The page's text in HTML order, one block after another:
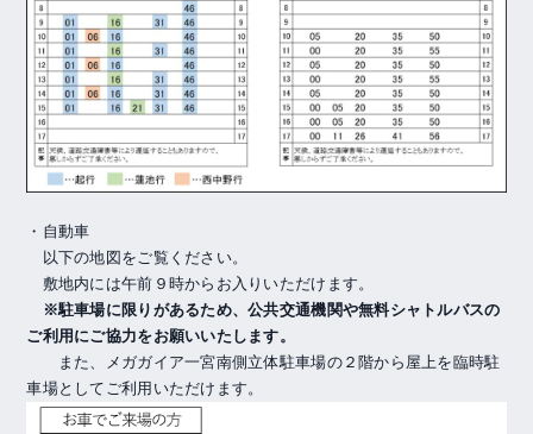
・自動車
以下の地図をご覧ください。
敷地内には午前９時からお入りいただけます。
※駐車場に限りがあるため、公共交通機関や無料シャトルバスの
ご利用にご協力をお願いいたします。
また、メガガイア一宮南側立体駐車場の２階から屋上を臨時駐
車場としてご利用いただけます。